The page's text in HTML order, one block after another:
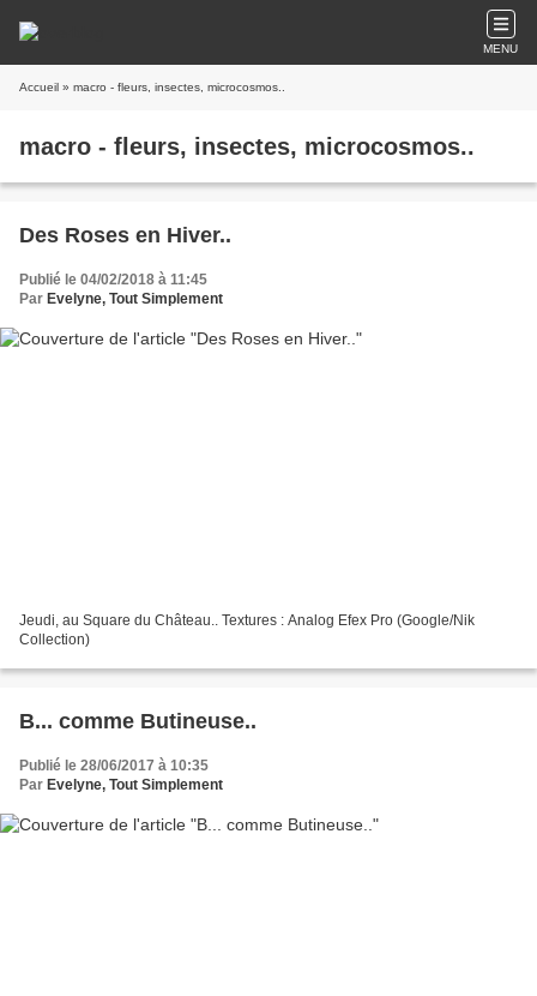
MENU
Accueil » macro - fleurs, insectes, microcosmos..
macro - fleurs, insectes, microcosmos..
Des Roses en Hiver..
Publié le 04/02/2018 à 11:45
Par Evelyne, Tout Simplement
Jeudi, au Square du Château.. Textures : Analog Efex Pro (Google/Nik
Collection)
B... comme Butineuse..
Publié le 28/06/2017 à 10:35
Par Evelyne, Tout Simplement